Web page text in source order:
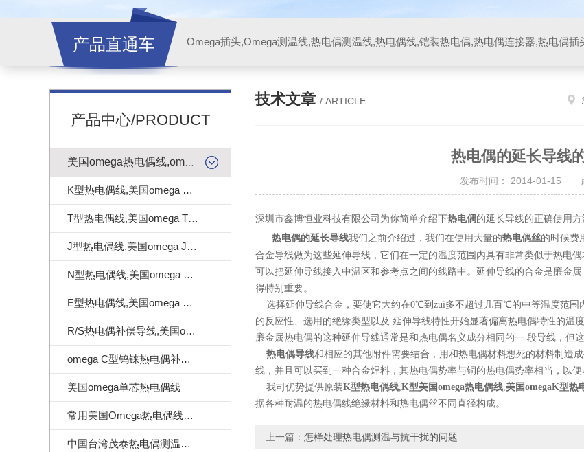
产品直通车
产品中心/PRODUCT
K型热电偶线,美国omega K型热电偶线
T型热电偶线,美国omega T型热电偶线
J型热电偶线,美国omega J型热电偶线
N型热电偶线,美国omega N型热电偶线
E型热电偶线,美国omega E型热电偶线
R/S热电偶补偿导线,美国omega热电偶补偿导线
omega C型钨铼热电偶补偿导线
美国omega单芯热电偶线
常用美国Omega热电偶线订做样式
中国台湾茂泰热电偶测温线|耐温260度
技术文章 / ARTICLE
热电偶的延长导线
发布时间： 2014-01-15
深圳市鑫博恒业科技有限公司为你简单介绍下热电偶的延长导线的正确使用方
热电偶的延长导线我们之前介绍过，我们在使用大量的热电偶丝的时候费
合金导线做为这些延伸导线，它们在一定的温度范围内具有非常类似于热电
可以把延伸导线接入中温区和参考点之间的线路中。延伸导线的合金是廉金
得特别重要。
选择延伸导线合金，要使它大约在0℃到zui多不超过几百℃的中等温度范围
的反应性、选用的绝缘类型以及 延伸导线特性开始显著偏离热电偶特性的温
廉金属热电偶的这种延伸导线通常是和热电偶名义成分相同的一 段导线，但
热电偶导线和相应的其他附件需要结合，用和热电偶材料想死的材料制造
线，并且可以买到一种合金焊料，其热电偶势率与铜的热电偶势率相当，以便
我司优势提供原装K型热电偶线,K型美国omega热电偶线,美国omegaK型热
据各种耐温的热电偶线绝缘材料和热电偶丝不同直径构成。
上一篇： 怎样处理热电偶测温与抗干扰的问题